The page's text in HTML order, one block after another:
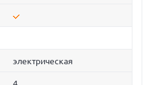
электрическая